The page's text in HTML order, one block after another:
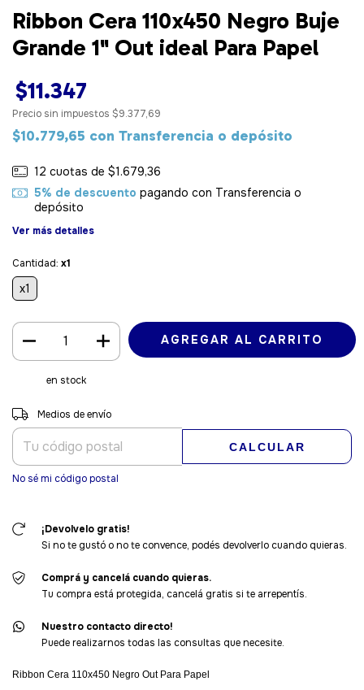
Ribbon Cera 110x450 Negro Buje
Grande 1" Out ideal Para Papel
$11.347
Precio sin impuestos $9.377,69
$10.779,65 con Transferencia o depósito
12 cuotas de $1.679,36
5% de descuento pagando con Transferencia o
depósito
Ver más detalles
Cantidad: x1
x1
en stock
Entregas para el CP:
Medios de envío
CALCULAR
No sé mi código postal
¡Devolvelo gratis!
Si no te gustó o no te convence, podés devolverlo cuando quieras.
Comprá y cancelá cuando quieras.
Tu compra está protegida, cancelá gratis si te arrepentís.
Nuestro contacto directo!
Puede realizarnos todas las consultas que necesite.
Ribbon Cera 110x450 Negro Out Para Papel